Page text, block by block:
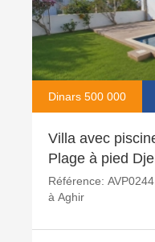
Dinars 500 000
Villa avec
Plage à pied
Référence: AVP0244
à Aghir